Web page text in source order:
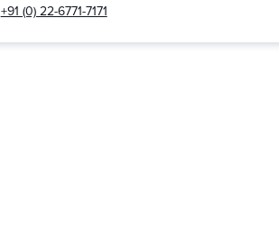
+91 (0) 22-6771-7171